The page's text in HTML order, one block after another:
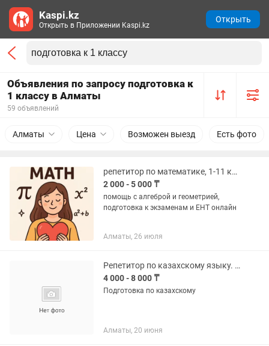
Объявления по запросу подготовка к
1 классу в Алматы
59 объявлений
Алматы Цена Возможен выезд Есть фото
репетитор по математике, 1-11 классы, подготовка к ЕНТ
2 000 - 5 000 ₸
помощь с алгеброй и геометрией,
подготовка к экзаменам и ЕНТ онлайн
Алматы, 26 июля
Репетитор по казахскому языку. Подготовка к школе 1 класс на казахском
4 000 - 8 000 ₸
Подготовка по казахскому
Алматы, 20 июня
Kaspi.kz
Открыть в Приложении Kaspi.kz
Открыть